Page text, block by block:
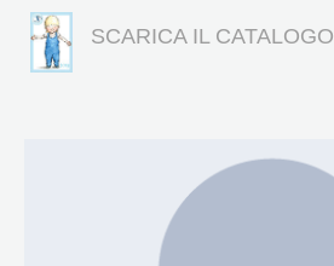
SCARICA IL CATALOGO